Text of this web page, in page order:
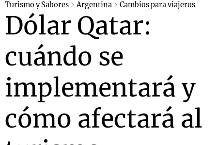
Turismo y Sabores Argentina Cambios para viajeros
Dólar Qatar:
cuándo se
implementará y
cómo afectará al